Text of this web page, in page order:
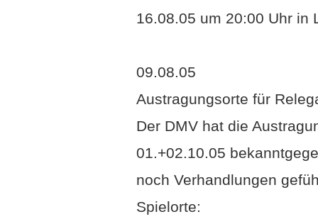
16.08.05 um 20:00 Uhr in
09.08.05
Austragungsorte für
Der DMV hat die
01.+02.10.05
noch Verhandlungen
Spielorte: